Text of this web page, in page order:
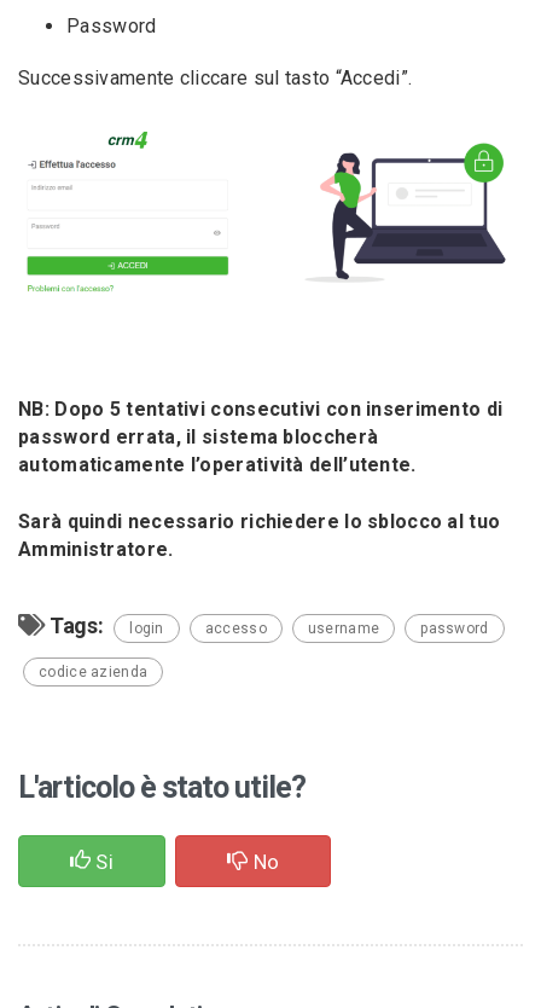
Password
Successivamente cliccare sul tasto “Accedi”.
NB: Dopo 5 tentativi consecutivi con inserimento di
password errata, il sistema bloccherà
automaticamente l’operatività dell’utente.
Sarà quindi necessario richiedere lo sblocco al tuo
Amministratore.
Tags: login accesso username password
codice azienda
L'articolo è stato utile?
Si No